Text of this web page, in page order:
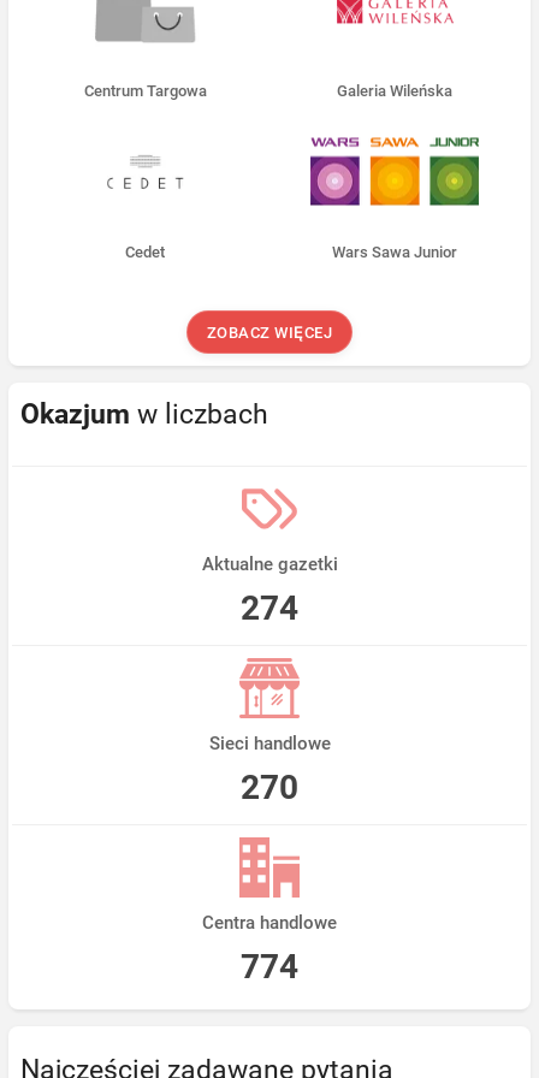
Centrum Targowa Galeria Wileńska
Cedet Wars Sawa Junior
ZOBACZ WIĘCEJ
Okazjum w liczbach
Aktualne gazetki
274
Sieci handlowe
270
Centra handlowe
774
Najczęściej zadawane pytania